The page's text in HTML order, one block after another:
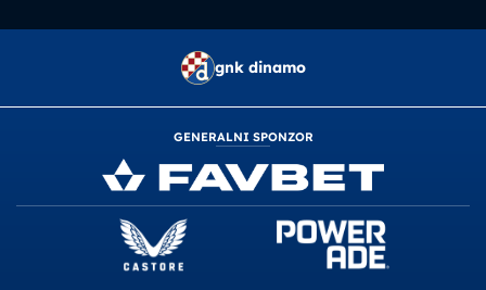
gnk dinamo
GENERALNI SPONZOR